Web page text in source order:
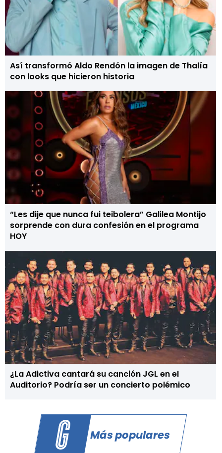
Así transformó Aldo Rendón la imagen de Thalía
con looks que hicieron historia
“Les dije que nunca fui teibolera” Galilea Montijo
sorprende con dura confesión en el programa
HOY
¿La Adictiva cantará su canción JGL en el
Auditorio? Podría ser un concierto polémico
Más populares